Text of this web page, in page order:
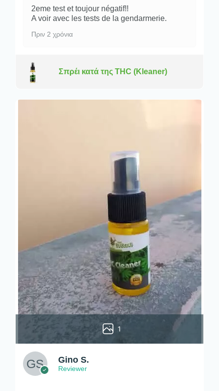
2eme test et toujour négatif!!
A voir avec les tests de la gendarmerie.
Πριν 2 χρόνια
Σπρέι κατά της THC (Kleaner)
1
Gino S.
Reviewer